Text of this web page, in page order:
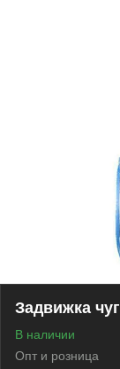
Задвижка
В наличии
Опт и розница